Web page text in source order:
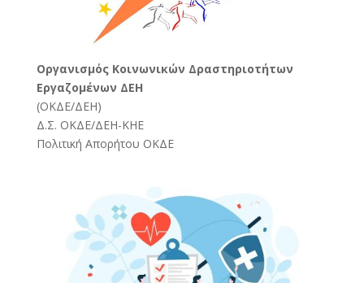
Oργανισμός Κοινωνικών Δραστηριοτήτων
Εργαζομένων ΔΕΗ
(ΟΚΔΕ/ΔΕΗ)
Δ.Σ. ΟΚΔΕ/ΔΕΗ-ΚΗΕ
Πολιτική Απορήτου ΟΚΔΕ